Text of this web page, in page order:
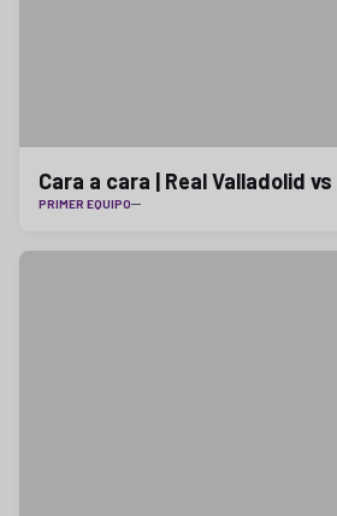
Cara a cara | Real Valladolid vs
PRIMER EQUIPO